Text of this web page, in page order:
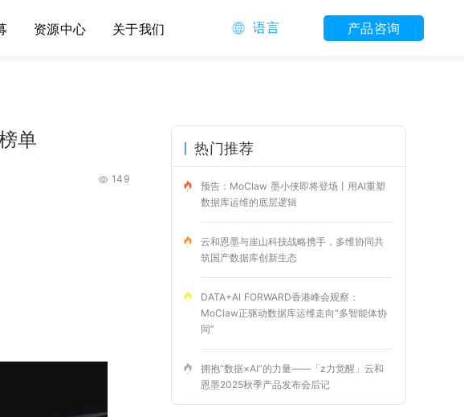
资源中心 关于我们 语言 产品咨询
单
149
热门推荐
预告：MoClaw 墨小侠即将登场丨用AI重塑
数据库运维的底层逻辑
云和恩墨与崖山科技战略携手，多维协同共
筑国产数据库创新生态
DATA+AI FORWARD香港峰会观察：
MoClaw正驱动数据库运维走向“多智能体协
同”
拥抱“数据×AI”的力量——「z力觉醒」云和
恩墨2025秋季产品发布会后记